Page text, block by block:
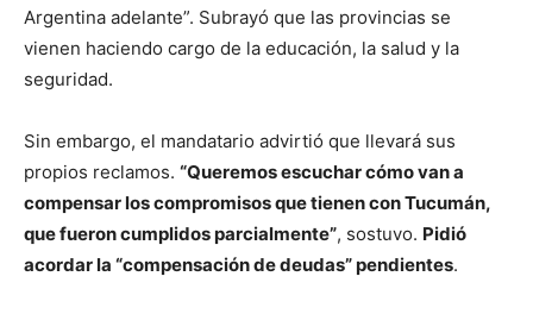
Argentina adelante”. Subrayó que las provincias se
vienen haciendo cargo de la educación, la salud y la
seguridad.
Sin embargo, el mandatario advirtió que llevará sus
propios reclamos. “Queremos escuchar cómo van a
compensar los compromisos que tienen con Tucumán,
que fueron cumplidos parcialmente”, sostuvo. Pidió
acordar la “compensación de deudas” pendientes.